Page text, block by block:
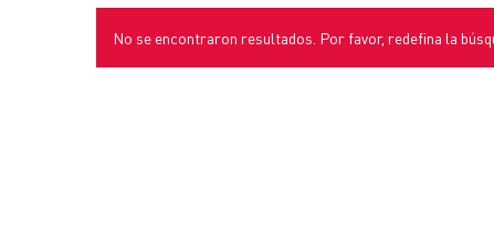
No se encontraron resultados. Por favor, redefina la